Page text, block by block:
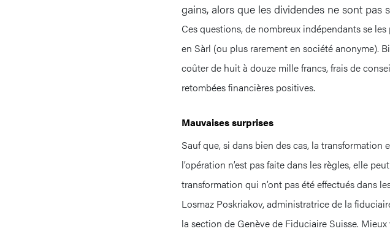
gains, alors que les dividendes ne sont pas
Ces questions, de nombreux indépendants se
en Sàrl (ou plus rarement en société anonyme).
coûter de huit à douze mille francs, frais de
retombées financières positives.
Mauvaises surprises
Sauf que, si dans bien des cas, la transformation
l’opération n’est pas faite dans les règles, elle
transformation qui n’ont pas été effectués dans
Losmaz Poskriakov, administratrice de la
la section de Genève de Fiduciaire Suisse.